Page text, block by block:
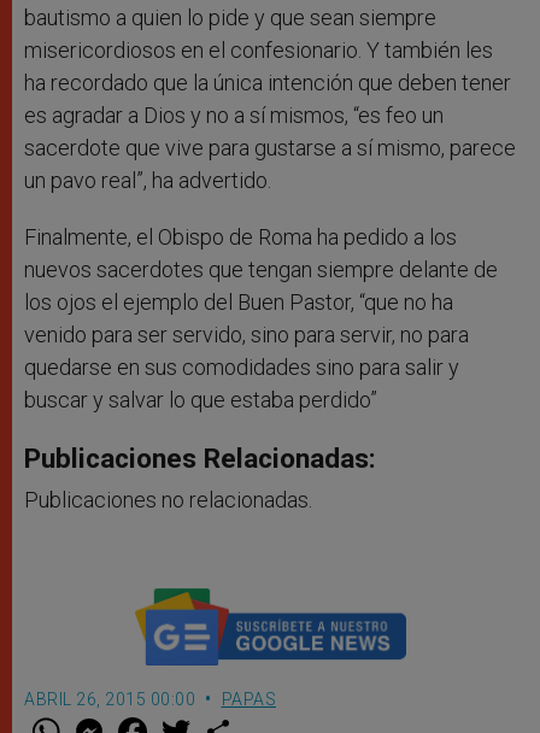
bautismo a quien lo pide y que sean siempre
misericordiosos en el confesionario. Y también les
ha recordado que la única intención que deben tener
es agradar a Dios y no a sí mismos, “es feo un
sacerdote que vive para gustarse a sí mismo, parece
un pavo real”, ha advertido.
Finalmente, el Obispo de Roma ha pedido a los
nuevos sacerdotes que tengan siempre delante de
los ojos el ejemplo del Buen Pastor, “que no ha
venido para ser servido, sino para servir, no para
quedarse en sus comodidades sino para salir y
buscar y salvar lo que estaba perdido”
Publicaciones Relacionadas:
Publicaciones no relacionadas.
ABRIL 26, 2015 00:00 PAPAS
W M F